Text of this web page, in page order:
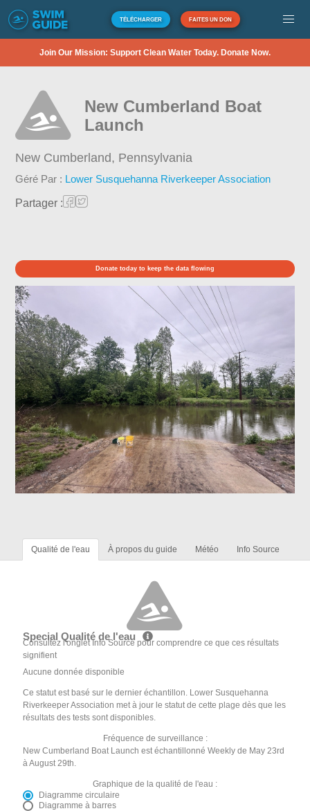
TÉLÉCHARGER FAITES UN DON
Join Our Mission: Support Clean Water Today. Donate Now.
New Cumberland Boat
Launch
New Cumberland, Pennsylvania
Géré Par : Lower Susquehanna Riverkeeper Association
Partager :
Donate today to keep the data flowing
Qualité de l'eau À propos du guide Météo Info Source
Special Qualité de l'eau
Consultez l'onglet Info Source pour comprendre ce que ces résultats
signifient
Aucune donnée disponible
Ce statut est basé sur le dernier échantillon. Lower Susquehanna
Riverkeeper Association met à jour le statut de cette plage dès que les
résultats des tests sont disponibles.
Fréquence de surveillance :
New Cumberland Boat Launch est échantillonné Weekly de May 23rd
à August 29th.
Graphique de la qualité de l'eau :
Diagramme circulaire
Diagramme à barres